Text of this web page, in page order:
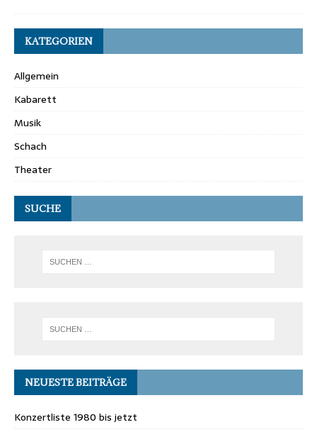
KATEGORIEN
Allgemein
Kabarett
Musik
Schach
Theater
SUCHE
NEUESTE BEITRÄGE
Konzertliste 1980 bis jetzt